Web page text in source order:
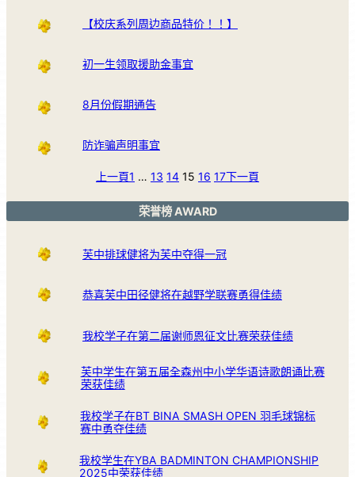
【校庆系列周边商品特价！！】
初一生领取援助金事宜
8月份假期通告
防诈骗声明事宜
上一頁1 … 13 14 15 16 17下一頁
荣誉榜 AWARD
芙中排球健将为芙中夺得一冠
恭喜芙中田径健将在越野学联赛勇得佳绩
我校学子在第二届谢师恩征文比赛荣获佳绩
芙中学生在第五届全森州中小学华语诗歌朗诵比赛
荣获佳绩
我校学子在BT BINA SMASH OPEN 羽毛球锦标
赛中勇夺佳绩
我校学生在YBA BADMINTON CHAMPIONSHIP
2025中荣获佳绩